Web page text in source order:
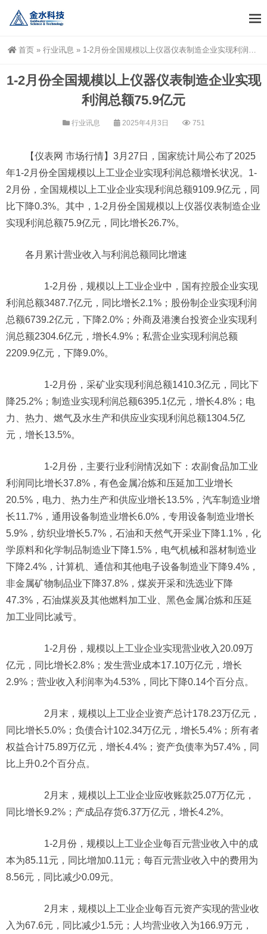
首页 » 行业讯息 » 1-2月份全国规模以上仪器仪表制造企业实现利润总额75.9亿元
1-2月份全国规模以上仪器仪表制造企业实现
利润总额75.9亿元
行业讯息 2025年4月3日 751
【仪表网 市场行情】3月27日，国家统计局公布了2025
年1-2月份全国规模以上工业企业实现利润总额增长状况。1-
2月份，全国规模以上工业企业实现利润总额9109.9亿元，同
比下降0.3%。其中，1-2月份全国规模以上仪器仪表制造企业
实现利润总额75.9亿元，同比增长26.7%。
各月累计营业收入与利润总额同比增速
1-2月份，规模以上工业企业中，国有控股企业实现
利润总额3487.7亿元，同比增长2.1%；股份制企业实现利润
总额6739.2亿元，下降2.0%；外商及港澳台投资企业实现利
润总额2304.6亿元，增长4.9%；私营企业实现利润总额
2209.9亿元，下降9.0%。
1-2月份，采矿业实现利润总额1410.3亿元，同比下
降25.2%；制造业实现利润总额6395.1亿元，增长4.8%；电
力、热力、燃气及水生产和供应业实现利润总额1304.5亿
元，增长13.5%。
1-2月份，主要行业利润情况如下：农副食品加工业
利润同比增长37.8%，有色金属冶炼和压延加工业增长
20.5%，电力、热力生产和供应业增长13.5%，汽车制造业增
长11.7%，通用设备制造业增长6.0%，专用设备制造业增长
5.9%，纺织业增长5.7%，石油和天然气开采业下降1.1%，化
学原料和化学制品制造业下降1.5%，电气机械和器材制造业
下降2.4%，计算机、通信和其他电子设备制造业下降9.4%，
非金属矿物制品业下降37.8%，煤炭开采和洗选业下降
47.3%，石油煤炭及其他燃料加工业、黑色金属冶炼和压延
加工业同比减亏。
1-2月份，规模以上工业企业实现营业收入20.09万
亿元，同比增长2.8%；发生营业成本17.10万亿元，增长
2.9%；营业收入利润率为4.53%，同比下降0.14个百分点。
2月末，规模以上工业企业资产总计178.23万亿元，
同比增长5.0%；负债合计102.34万亿元，增长5.4%；所有者
权益合计75.89万亿元，增长4.4%；资产负债率为57.4%，同
比上升0.2个百分点。
2月末，规模以上工业企业应收账款25.07万亿元，
同比增长9.2%；产成品存货6.37万亿元，增长4.2%。
1-2月份，规模以上工业企业每百元营业收入中的成
本为85.11元，同比增加0.11元；每百元营业收入中的费用为
8.56元，同比减少0.09元。
2月末，规模以上工业企业每百元资产实现的营业收
入为67.6元，同比减少1.5元；人均营业收入为166.9万元，